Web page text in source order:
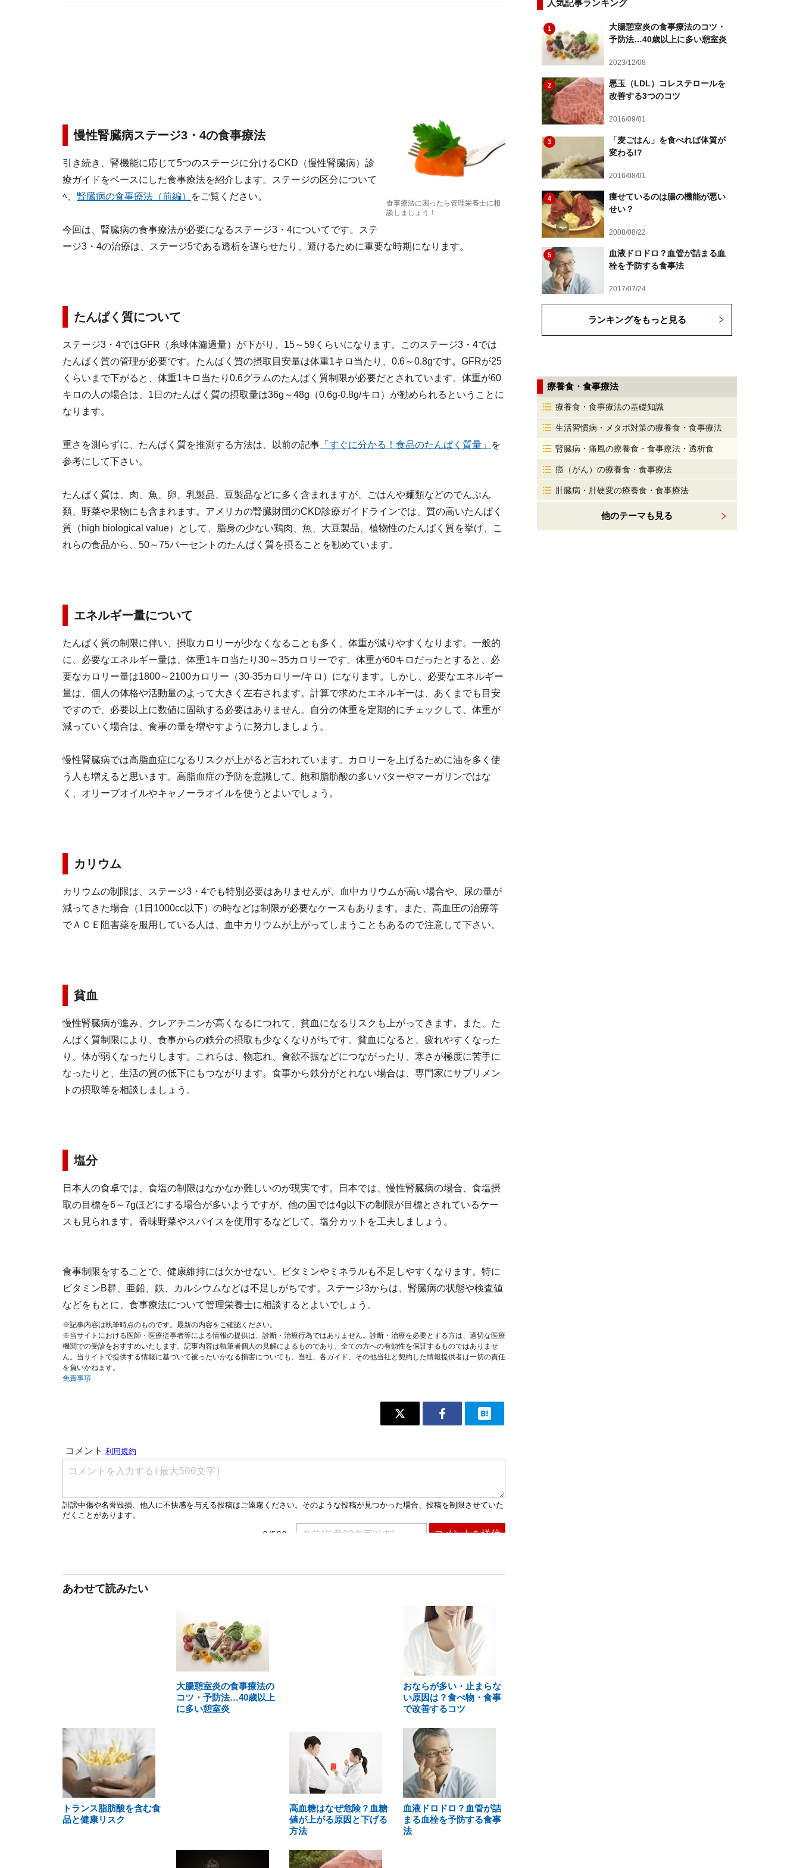
食事療法に困ったら管理栄養士に相
談しましょう！
慢性腎臓病ステージ3・4の食事療法
引き続き、腎機能に応じて5つのステージに分けるCKD（慢性腎臓病）診
療ガイドをベースにした食事療法を紹介します。ステージの区分について
ﾍ、 腎臓病の食事療法（前編） をご覧ください。
今回は、腎臓病の食事療法が必要になるステージ3・4についてです。ステ
ージ3・4の治療は、ステージ5である透析を遅らせたり、避けるために重要な時期になります。
たんぱく質について
ステージ3・4ではGFR（糸球体濾過量）が下がり、15～59くらいになります。このステージ3・4では
たんぱく質の管理が必要です。たんぱく質の摂取目安量は体重1キロ当たり、0.6～0.8gです。GFRが25
くらいまで下がると、体重1キロ当たり0.6グラムのたんぱく質制限が必要だとされています。体重が60
キロの人の場合は、1日のたんぱく質の摂取量は36g～48g（0.6g-0.8g/キロ）が勧められるということに
なります。
重さを測らずに、たんぱく質を推測する方法は、以前の記事 「すぐに分かる！食品のたんぱく質量」
を
参考にして下さい。
たんぱく質は、肉、魚、卵、乳製品、豆製品などに多く含まれますが、ごはんや麺類などのでんぷん
類、野菜や果物にも含まれます。アメリカの腎臓財団のCKD診療ガイドラインでは、質の高いたんぱく
質（high biological value）として、脂身の少ない鶏肉、魚、大豆製品、植物性のたんぱく質を挙げ、こ
れらの食品から、50～75パーセントのたんぱく質を摂ることを勧めています。
エネルギー量について
たんぱく質の制限に伴い、摂取カロリーが少なくなることも多く、体重が減りやすくなります。一般的
に、必要なエネルギー量は、体重1キロ当たり30～35カロリーです。体重が60キロだったとすると、必
要なカロリー量は1800～2100カロリー（30-35カロリー/キロ）になります。しかし、必要なエネルギー
量は、個人の体格や活動量のよって大きく左右されます。計算で求めたエネルギーは、あくまでも目安
ですので、必要以上に数値に固執する必要はありません。自分の体重を定期的にチェックして、体重が
減っていく場合は、食事の量を増やすように努力しましょう。
慢性腎臓病では高脂血症になるリスクが上がると言われています。カロリーを上げるために油を多く使
う人も増えると思います。高脂血症の予防を意識して、飽和脂肪酸の多いバターやマーガリンではな
く、オリーブオイルやキャノーラオイルを使うとよいでしょう。
カリウム
カリウムの制限は、ステージ3・4でも特別必要はありませんが、血中カリウムが高い場合や、尿の量が
減ってきた場合（1日1000cc以下）の時などは制限が必要なケースもあります。また、高血圧の治療等
でＡＣＥ阻害薬を服用している人は、血中カリウムが上がってしまうこともあるので注意して下さい。
貧血
慢性腎臓病が進み、クレアチニンが高くなるにつれて、貧血になるリスクも上がってきます。また、た
んぱく質制限により、食事からの鉄分の摂取も少なくなりがちです。貧血になると、疲れやすくなった
り、体が弱くなったりします。これらは、物忘れ、食欲不振などにつながったり、寒さが極度に苦手に
なったりと、生活の質の低下にもつながります。食事から鉄分がとれない場合は、専門家にサプリメン
トの摂取等を相談しましょう。
塩分
日本人の食卓では、食塩の制限はなかなか難しいのが現実です。日本では、慢性腎臓病の場合、食塩摂
取の目標を6～7gほどにする場合が多いようですが、他の国では4g以下の制限が目標とされているケー
スも見られます。香味野菜やスパイスを使用するなどして、塩分カットを工夫しましょう。
食事制限をすることで、健康維持には欠かせない、ビタミンやミネラルも不足しやすくなります。特に
ビタミンB群、亜鉛、鉄、カルシウムなどは不足しがちです。ステージ3からは、腎臓病の状態や検査値
などをもとに、食事療法について管理栄養士に相談するとよいでしょう。
※記事内容は執筆時点のものです。最新の内容をご確認ください。
※当サイトにおける医師・医療従事者等による情報の提供は、診断・治療行為ではありません。診断・治療を必要とする方は、適切な医療
機関での受診をおすすめいたします。記事内容は執筆者個人の見解によるものであり、全ての方への有効性を保証するものではありませ
ん。当サイトで提供する情報に基づいて被ったいかなる損害についても、当社、各ガイド、その他当社と契約した情報提供者は一切の責任
を負いかねます。
免責事項
あわせて読みたい
大腸憩室炎の食事療法の
コツ・予防法…40歳以上
に多い憩室炎
おならが多い・止まらな
い原因は？食べ物・食事
で改善するコツ
トランス脂肪酸を含む食
品と健康リスク
高血糖はなぜ危険？血糖
値が上がる原因と下げる
方法
血液ドロドロ？血管が詰
まる血栓を予防する食事
法
人気記事ランキング
1
大腸憩室炎の食事療法のコツ・
予防法…40歳以上に多い憩室炎
2023/12/08
2
悪玉（LDL）コレステロールを
改善する3つのコツ
2016/09/01
3
「麦ごはん」を食べれば体質が
変わる!?
2016/08/01
4
痩せているのは腸の機能が悪い
せい？
2008/08/22
5
血液ドロドロ？血管が詰まる血
栓を予防する食事法
2017/07/24
ランキングをもっと見る
療養食・食事療法
療養食・食事療法の基礎知識
生活習慣病・メタボ対策の療養食・食事療法
腎臓病・痛風の療養食・食事療法・透析食
癌（がん）の療養食・食事療法
肝臓病・肝硬変の療養食・食事療法
他のテーマも見る